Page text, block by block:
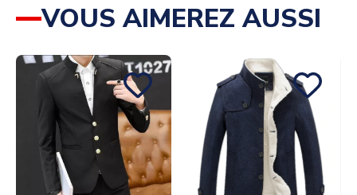
VOUS AIMEREZ AUSSI